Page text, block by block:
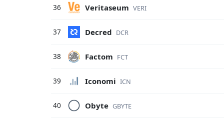
36 Veritaseum VERI
37 Decred DCR
38 Factom FCT
39 Iconomi ICN
40 Obyte GBYTE